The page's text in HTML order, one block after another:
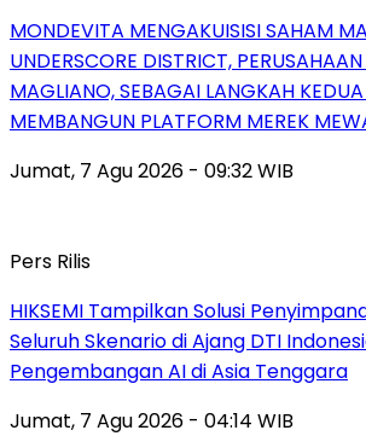
MONDEVITA MENGAKUISISI SAHAM
UNDERSCORE DISTRICT,
MAGLIANO, SEBAGAI LANGKAH
MEMBANGUN PLATFORM MEREK
Jumat, 7 Agu 2026 - 09:32 WIB
Pers Rilis
HIKSEMI Tampilkan Solusi
Seluruh Skenario di Ajang DTI
Pengembangan AI di Asia Tenggara
Jumat, 7 Agu 2026 - 04:14 WIB